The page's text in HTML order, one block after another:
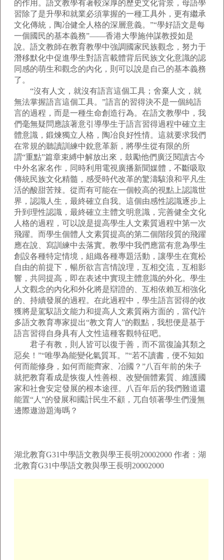
的作用。語文教學有著較深厚的歷史文化背景，母語學
習除了是升學和就業必須掌握的一種工具外，更有繼承
文化傳統，陶冶健全人格的深層意義。”“學好語文是每
一個國民的基本義務”——香港大學施仲謀教授如是
說。語文教師在教育教學中強調國家民族觀念，努力于
潛移默化中促進學生對語言載體背后民族文化意識的認
同感的萌生和觀念的內化，則可以說是自己的基本義務
了。
“沒有人文，就沒有語言這個工具；舍棄人文，就
無法掌握語言這個工具。”語言的習得決不是一個純語
言的過程，而是一種生命創造行為。在語文教學中，我
們毫無疑問應該著意引導學生于語言習得過程中確立主
體意識，鍛煉獨立人格，陶冶良好性情。這就要求我們
在常規的聽讀訓練中銳意革新，將學生從有限的所
謂“重點”篇章束縛中解放出來，鼓勵他們廣泛閱讀古今
中外名家名作，同時利用電視廣播新聞媒體，不斷吸取
傳統民族文化精髓，感受時代改革的驚濤駭浪和平凡生
活的酸甜苦辣。從而有可能在一個較高的視點上認識世
界，認識人生，最終確立自我。這個由感性認識逐步上
升到理性認識，最終確立主體文明意識，完善健全文化
人格的過程，可以說是提高學生人文素質過程中第一次
飛躍。而學生個體人文素質提高的第二個階段質的飛躍
應在說、寫訓練中去落實。教學中我們應當有意為學生
創設各種特定情境，組織各種專題活動，讓學生在寬松
自由的前提下，暢所欲言言情說理，互相交流，互相影
響，共同提高，即在表述中實現主體意識的外化。學生
人文觀念的內化和外化將是辯證的、互相依賴互相強化
的、持續發展的過程。在此過程中，學生語言習得的收
獲將是駕馭語文能力和提高人文素質兩方面的，當代許
多語文教育專家提出“教文育人”的觀點，我想便是基于
語言習得自身具有人文性這種客觀特征吧。
君子有教，則人皆可以復于善，而不當復論其類之
惡矣！”“唯學為能變化氣質耳。”“若不讀書，便不知如
何而能修身，如何而能齊家、冶國？”八百年前的朱子
就把教育看成是恢復人性善根、改變個體素質、維護國
家和社會安定發展的根本途徑。八百年后的我們難道還
能置“人”的發展和國計民生不顧，兀自領著學生們漫無
邊際遨游題海嗎？
湖北教育G31中學語文教與學王長明20002000 作者：湖
北教育G31中學語文教與學王長明20002000